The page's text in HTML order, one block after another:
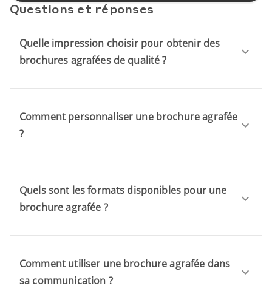
Questions et réponses
Quelle impression choisir pour obtenir des
brochures agrafées de qualité ?
Comment personnaliser une brochure agrafée
?
Quels sont les formats disponibles pour une
brochure agrafée ?
Comment utiliser une brochure agrafée dans
sa communication ?